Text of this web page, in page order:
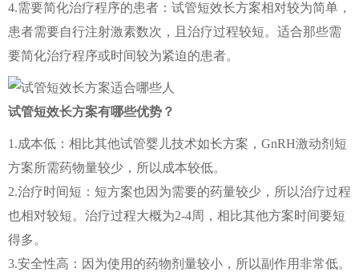
4.需要简化治疗程序的患者：试管短效长方案相对较为简单，
患者需要自行注射激素数次，且治疗过程较短。适合那些需
要简化治疗程序或时间较为紧迫的患者。
试管短效长方案有哪些优势？
1.成本低：相比其他试管婴儿技术如长方案，GnRH激动剂短
方案所需药物量较少，所以成本较低。
2.治疗时间短：短方案也因为需要的药量较少，所以治疗过程
也相对较短。治疗过程大概为2-4周，相比其他方案时间要短
得多。
3.安全性高：因为使用的药物剂量较小，所以副作用非常低。